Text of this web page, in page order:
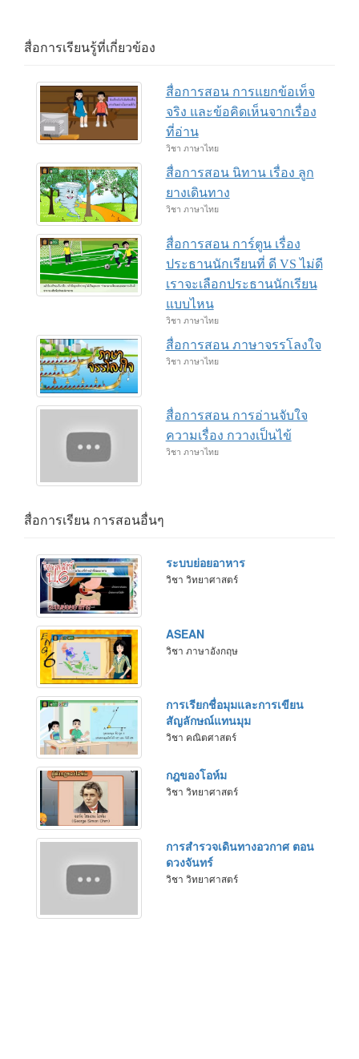
สื่อการเรียนรู้ที่เกี่ยวข้อง
สื่อการสอน การแยกข้อเท็จ
จริง และข้อคิดเห็นจากเรื่อง
ที่อ่าน
วิชา ภาษาไทย
สื่อการสอน นิทาน เรื่อง ลูก
ยางเดินทาง
วิชา ภาษาไทย
สื่อการสอน การ์ตูน เรื่อง
ประธานนักเรียนที่ ดี VS ไม่ดี
เราจะเลือกประธานนักเรียน
แบบไหน
วิชา ภาษาไทย
สื่อการสอน ภาษาจรรโลงใจ
วิชา ภาษาไทย
สื่อการสอน การอ่านจับใจ
ความเรื่อง กวางเป็นไข้
วิชา ภาษาไทย
สื่อการเรียน การสอนอื่นๆ
ระบบย่อยอาหาร
วิชา วิทยาศาสตร์
ASEAN
วิชา ภาษาอังกฤษ
การเรียกชื่อมุมและการเขียน
สัญลักษณ์แทนมุม
วิชา คณิตศาสตร์
กฎของโอห์ม
วิชา วิทยาศาสตร์
การสำรวจเดินทางอวกาศ ตอน
ดวงจันทร์
วิชา วิทยาศาสตร์